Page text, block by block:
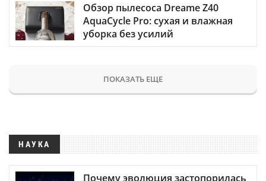
Обзор пылесоса Dreame Z40
AquaCycle Pro: сухая и влажная
уборка без усилий
ПОКАЗАТЬ ЕЩЕ
НАУКА
Почему эволюция застопорилась